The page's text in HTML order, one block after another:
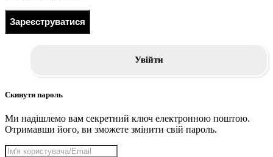
Зареєструватися
Увійти
Скинути пароль
Ми надішлемо вам секретний ключ електронною поштою.
Отримавши його, ви зможете змінити свій пароль.